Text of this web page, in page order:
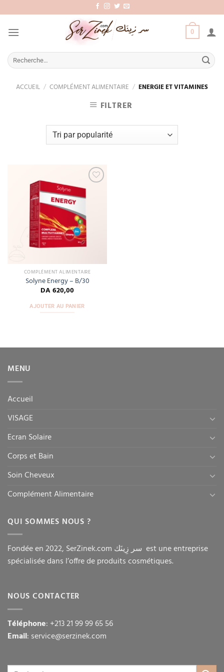
au
contenu
0
Recherche
pour :
ACCUEIL / COMPLÉMENT ALIMENTAIRE / ENERGIE ET VITAMINES
FILTRER
COMPLÉMENT ALIMENTAIRE
Solyne Energy – B/30
DA620,00
AJOUTER AU PANIER
MENU
Accueil
VISAGE
Ecran Solaire
Corps et Bain
Soin Cheveux
Complément Alimentaire
QUI SOMMES NOUS ?
Fondée en 2022, SerZinek.com سر زِينَك est une entreprise
spécialisée dans l’offre de produits cosmétiques.
NOUS CONTACTER
Téléphone: +213 21 99 99 65 56
Email: service@serzinek.com